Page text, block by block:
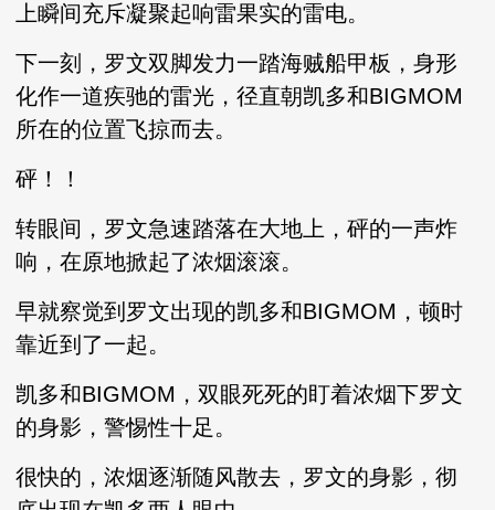
上瞬间充斥凝聚起响雷果实的雷电。
下一刻，罗文双脚发力一踏海贼船甲板，身形
化作一道疾驰的雷光，径直朝凯多和BIGMOM
所在的位置飞掠而去。
砰！！
转眼间，罗文急速踏落在大地上，砰的一声炸
响，在原地掀起了浓烟滚滚。
早就察觉到罗文出现的凯多和BIGMOM，顿时
靠近到了一起。
凯多和BIGMOM，双眼死死的盯着浓烟下罗文
的身影，警惕性十足。
很快的，浓烟逐渐随风散去，罗文的身影，彻